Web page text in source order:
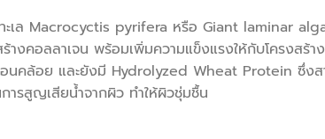
ยทะเล Macrocyctis pyrifera หรือ Giant laminar
อลลาเจน พร้อมเพิ่มความแข็งแรงให้กับโครงสร้า
คล้อย และยังมี Hydrolyzed Wheat Protein ซึ่ง
ารสูญเสียน้ำจากผิว ทำให้ผิวชุ่มชื้น